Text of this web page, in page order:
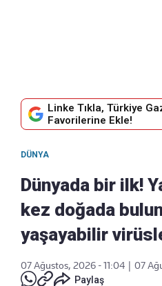
Linke Tıkla, Türkiye
Favorilerine Ekle!
DÜNYA
Dünyada bir ilk!
kez doğada
yaşayabilir
07 Ağustos, 2026 - 11:04
07
Paylaş